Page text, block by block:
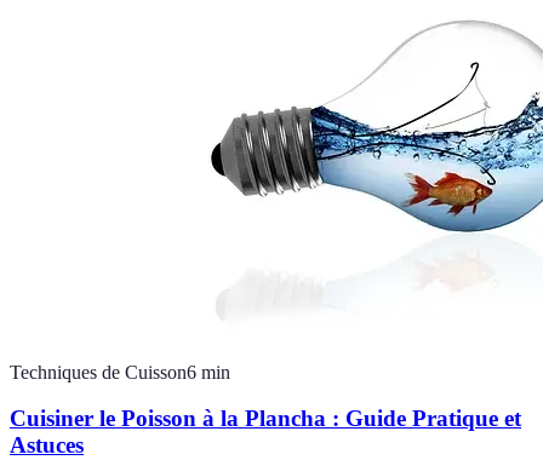
Techniques de Cuisson6 min
Cuisiner le Poisson à la Plancha : Guide Pratique et
Astuces